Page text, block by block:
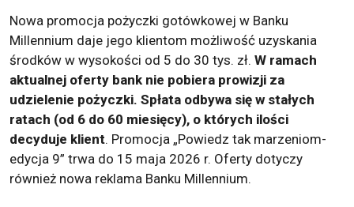
Nowa promocja pożyczki gotówkowej w Banku
Millennium daje jego klientom możliwość uzyskania
środków w wysokości od 5 do 30 tys. zł. W ramach
aktualnej oferty bank nie pobiera prowizji za
udzielenie pożyczki. Spłata odbywa się w stałych
ratach (od 6 do 60 miesięcy), o których ilości
decyduje klient. Promocja „Powiedz tak marzeniom-
edycja 9” trwa do 15 maja 2026 r. Oferty dotyczy
również nowa reklama Banku Millennium.